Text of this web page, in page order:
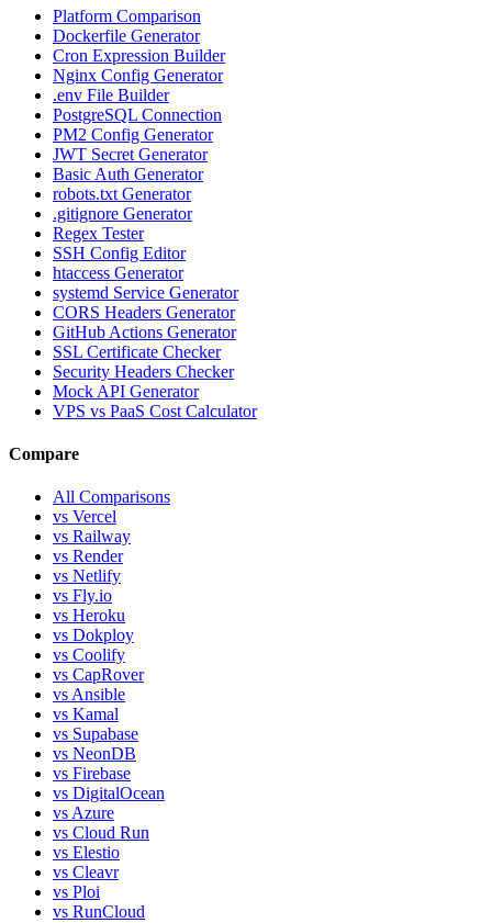
Platform Comparison
Dockerfile Generator
Cron Expression Builder
Nginx Config Generator
.env File Builder
PostgreSQL Connection
PM2 Config Generator
JWT Secret Generator
Basic Auth Generator
robots.txt Generator
.gitignore Generator
Regex Tester
SSH Config Editor
htaccess Generator
systemd Service Generator
CORS Headers Generator
GitHub Actions Generator
SSL Certificate Checker
Security Headers Checker
Mock API Generator
VPS vs PaaS Cost Calculator
Compare
All Comparisons
vs Vercel
vs Railway
vs Render
vs Netlify
vs Fly.io
vs Heroku
vs Dokploy
vs Coolify
vs CapRover
vs Ansible
vs Kamal
vs Supabase
vs NeonDB
vs Firebase
vs DigitalOcean
vs Azure
vs Cloud Run
vs Elestio
vs Cleavr
vs Ploi
vs RunCloud